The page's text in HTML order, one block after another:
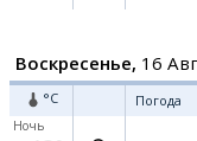
Воскресенье, 16
°C Погода
Ночь